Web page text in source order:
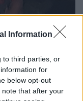
Information
to third parties, or
for
below opt-out
that after your